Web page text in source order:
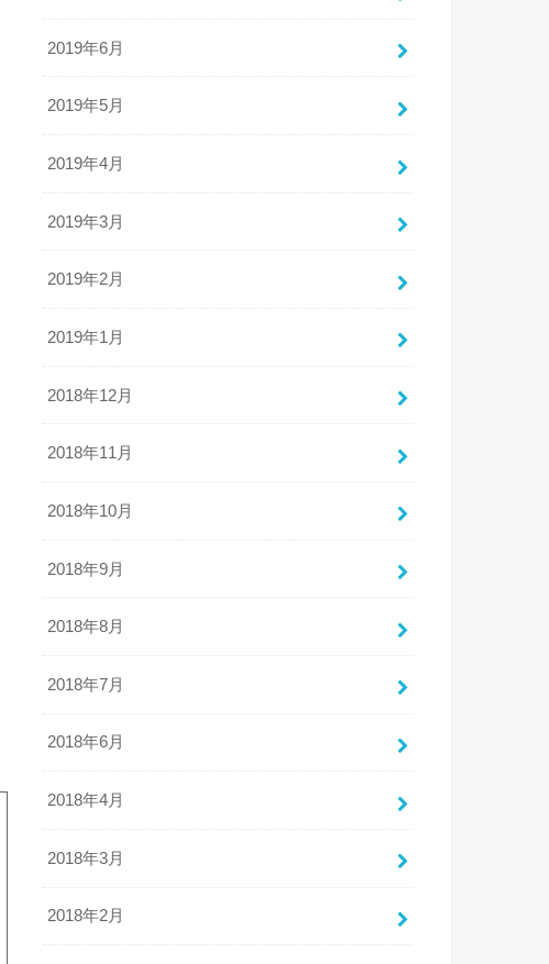
2019年6月
2019年5月
2019年4月
2019年3月
2019年2月
2019年1月
2018年12月
2018年11月
2018年10月
2018年9月
2018年8月
2018年7月
2018年6月
2018年4月
2018年3月
2018年2月